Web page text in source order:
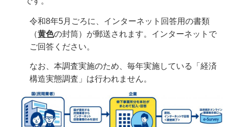
令和8年5月ごろに、インターネット回答用の書類
（黄色の封筒）が郵送されます。インターネットで
ご回答ください。
なお、本調査実施のため、毎年実施している「経済
構造実態調査」は行われません。